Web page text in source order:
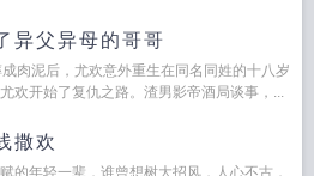
异父异母的哥哥
肉泥后，尤欢意外重生在同名同姓的十八岁
欢开始了复仇之路。渣男影帝酒局谈事，...
撒欢
的年轻一辈，谁曾想树大招风，人心不古，